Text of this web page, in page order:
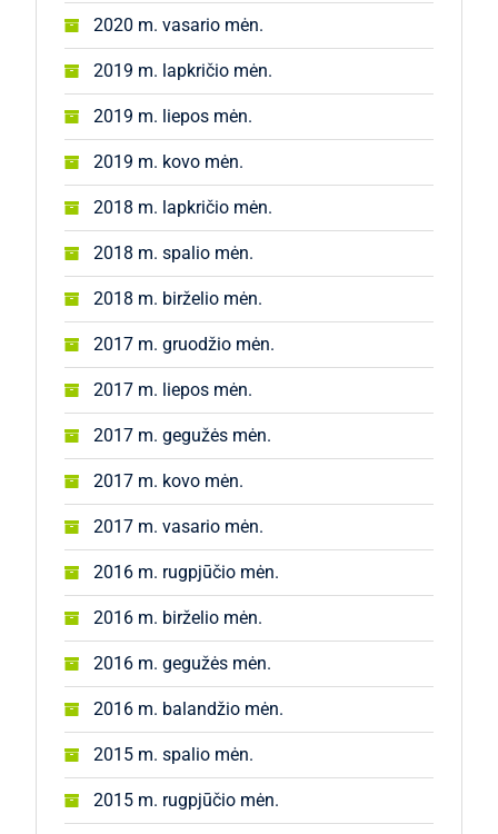
2020 m. vasario mėn.
2019 m. lapkričio mėn.
2019 m. liepos mėn.
2019 m. kovo mėn.
2018 m. lapkričio mėn.
2018 m. spalio mėn.
2018 m. birželio mėn.
2017 m. gruodžio mėn.
2017 m. liepos mėn.
2017 m. gegužės mėn.
2017 m. kovo mėn.
2017 m. vasario mėn.
2016 m. rugpjūčio mėn.
2016 m. birželio mėn.
2016 m. gegužės mėn.
2016 m. balandžio mėn.
2015 m. spalio mėn.
2015 m. rugpjūčio mėn.